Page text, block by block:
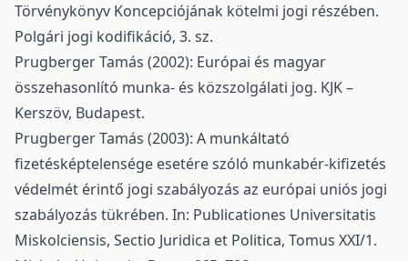
Törvénykönyv Koncepciójának kötelmi jogi részében.
Polgári jogi kodifikáció, 3. sz.
Prugberger Tamás (2002): Európai és magyar
összehasonlító munka- és közszolgálati jog. KJK –
Kerszöv, Budapest.
Prugberger Tamás (2003): A munkáltató
fizetésképtelensége esetére szóló munkabér-kifizetés
védelmét érintő jogi szabályozás az európai uniós jogi
szabályozás tükrében. In: Publicationes Universitatis
Miskolciensis, Sectio Juridica et Politica, Tomus XXI/1.